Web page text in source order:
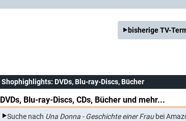
bisherige TV-
Shophighlights: DVDs, Blu-ray-Discs, Bücher
DVDs, Blu-ray-Discs, CDs, Bücher und mehr...
Suche nach Una Donna - Geschichte einer Fraubei